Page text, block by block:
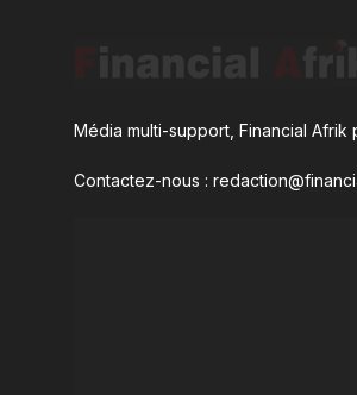
Média multi-support, Financial
Contactez-nous :